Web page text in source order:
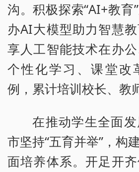
沟。积极探索“AI+教育
办AI大模型助力智慧
享人工智能技术在办公
个性化学习、课堂改
例，累计培训校长、教
在推动学生全面
市坚持“五育并举”，构
面培养体系。开足开